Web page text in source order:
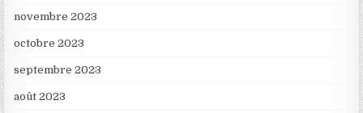
novembre 2023
octobre 2023
septembre 2023
août 2023